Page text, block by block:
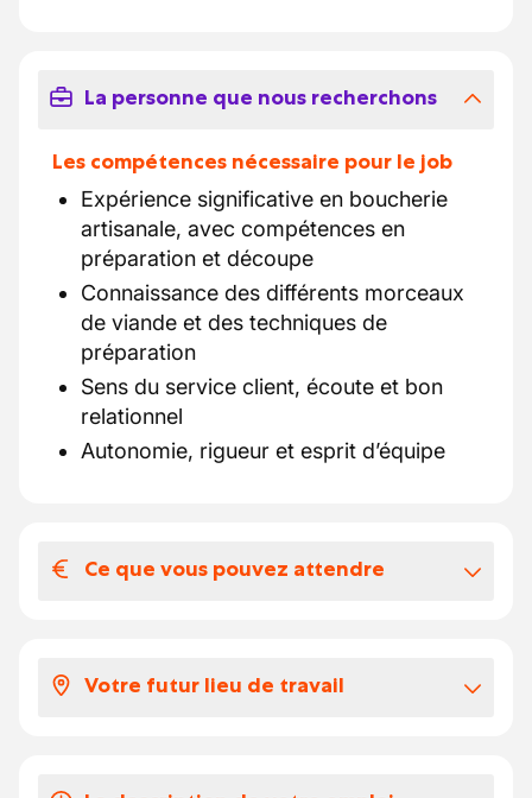
La personne que nous recherchons
Les compétences nécessaire pour le job
Expérience significative en boucherie
artisanale, avec compétences en
préparation et découpe
Connaissance des différents morceaux
de viande et des techniques de
préparation
Sens du service client, écoute et bon
relationnel
Autonomie, rigueur et esprit d’équipe
Ce que vous pouvez attendre
Prime brut: 188€
Votre futur lieu de travail